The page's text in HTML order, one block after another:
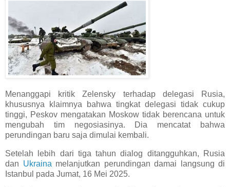
Menanggapi kritik Zelensky terhadap delegasi Rusia,
khususnya klaimnya bahwa tingkat delegasi tidak cukup
tinggi, Peskov mengatakan Moskow tidak berencana untuk
mengubah tim negosiasinya. Dia mencatat bahwa
perundingan baru saja dimulai kembali.
Setelah lebih dari tiga tahun dialog ditangguhkan, Rusia
dan Ukraina melanjutkan perundingan damai langsung di
Istanbul pada Jumat, 16 Mei 2025.